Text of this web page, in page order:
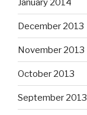
January 2014
December 2013
November 2013
October 2013
September 2013